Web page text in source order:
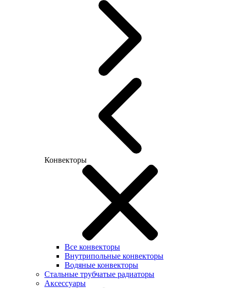
Конвекторы
Все конвекторы
Внутрипольные конвекторы
Водяные конвекторы
Стальные трубчатые радиаторы
Аксессуары